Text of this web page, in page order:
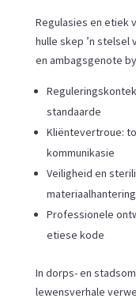
Regulasies en etiek
hulle skep ’n
en ambagsgenote
standaarde
Kliëntevertroue:
kommunikasie
Veiligheid en
materiaalhantering
Professionele
etiese kode
In dorps- en
lewensverhale